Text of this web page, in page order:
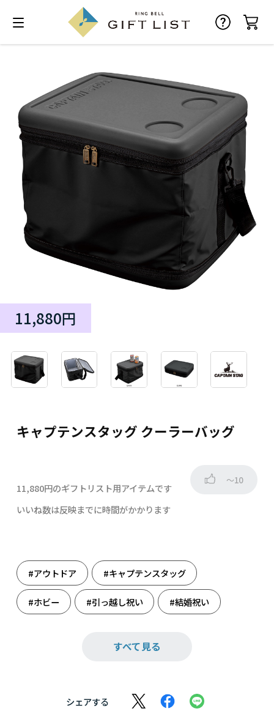
キャプテンスタッグ クーラーバッグ
11,880円
11,880円のギフトリスト用アイテムです
～10
いいね数は反映までに時間がかかります
#アウトドア #キャプテンスタッグ
#ホビー #引っ越し祝い #結婚祝い
すべて見る
シェアする